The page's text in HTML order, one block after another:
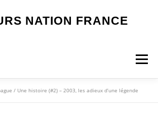
NATION FRANCE
Menu
/ Une histoire (#2) – 2003, les adieux d’une légende